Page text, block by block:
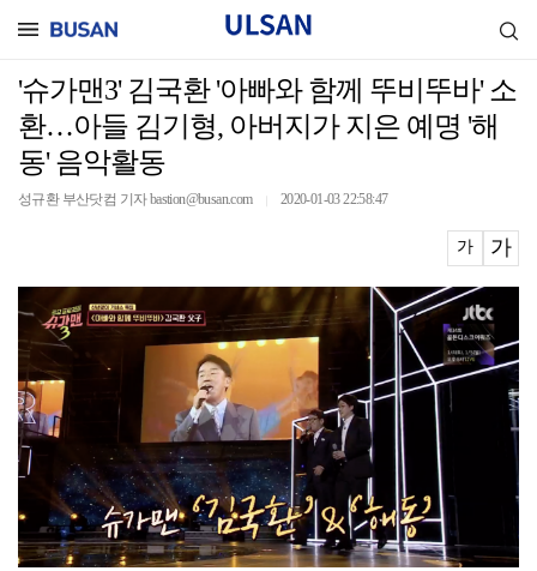
'슈가맨3' 김국환 '아빠와 함께 뚜비뚜바' 소
환…아들 김기형, 아버지가 지은 예명 '해
동' 음악활동
성규환 부산닷컴 기자 bastion@busan.com 2020-01-03 22:58:47
가 가